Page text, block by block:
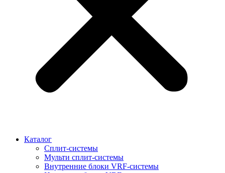
Каталог
Сплит-системы
Мульти сплит-системы
Внутренние блоки VRF-cистемы